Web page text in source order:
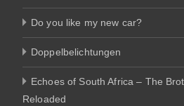
Do you like my new car?
Doppelbelichtungen
Echoes of South Africa – The
Reloaded